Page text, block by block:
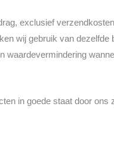
exclusief
wij gebruik van
in goede staat door ons